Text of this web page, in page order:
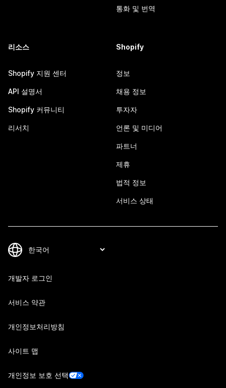
통화 및 번역
리소스
Shopify 지원 센터
API 설명서
Shopify 커뮤니티
리서치
Shopify
정보
채용 정보
투자자
언론 및 미디어
파트너
제휴
법적 정보
서비스 상태
개발자 로그인
서비스 약관
개인정보처리방침
사이트 맵
개인정보 보호 선택